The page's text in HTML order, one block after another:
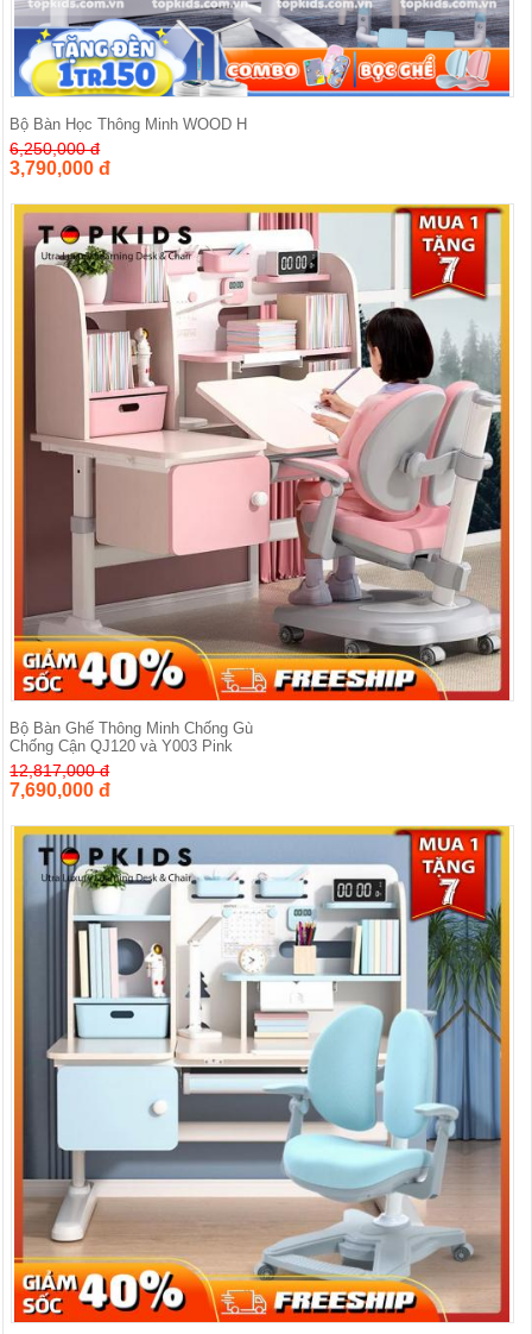
Bộ Bàn Học Thông Minh WOOD H
6,250,000 đ
3,790,000 đ
Bộ Bàn Ghế Thông Minh Chống Gù
Chống Cận QJ120 và Y003 Pink
12,817,000 đ
7,690,000 đ